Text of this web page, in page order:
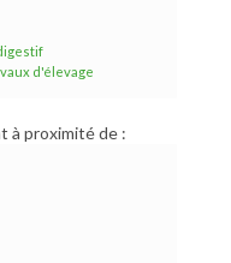
d'élevage
à proximité de :